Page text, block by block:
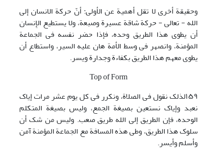
وحقیقة أخری لا تقل أهمیة عن الأولی: أنّ حرکة الانسان إلی
الله - تعالی - حرکة شاقة عسیرة وصبعة، ولا یستطیع الإِنسان
أن یطوی هذا الطریق وحده، فإذا حضر نفسه فی الجماعة
المؤمنة، وانصهر فی وسط الأمة هان علیه السیر، واستطاع أن
یطوی معهم هذا الطریق بکفاءة وجدارة ویسر.
Top of Form
١۵٩لذلک نقول فی الصلاة، ونکرر فی کل یوم عشر مرات إیاک
نعبد وإیاک نستعین بصیغة الجمع، ولیس بصیغة المتکلم
الوحده، فإن الطریق إلی الله طریق صعب. ولیس من شک أن
سلوک هذا الطریق، وطی هذه المسافة مع الجماعة المؤمنة آمن
وأسلم وأیسر.